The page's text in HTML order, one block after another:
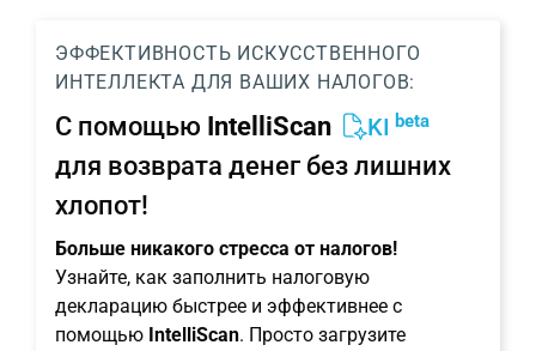
ЭФФЕКТИВНОСТЬ ИСКУССТВЕННОГО
ИНТЕЛЛЕКТА ДЛЯ ВАШИХ НАЛОГОВ:
С помощью IntelliScan KI beta
для возврата денег без лишних
хлопот!
Больше никакого стресса от налогов!
Узнайте, как заполнить налоговую
декларацию быстрее и эффективнее с
помощью IntelliScan. Просто загрузите